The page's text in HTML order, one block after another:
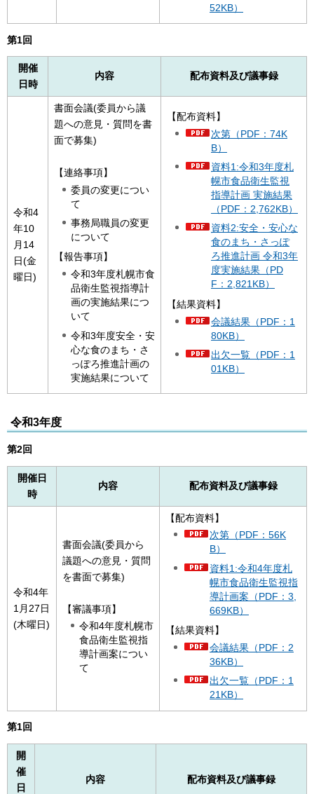
52KB）
第1回
開催
日時
内容 配布資料及び議事録
令和4
年10
月14
日(金
曜日)
書面会議(委員から議
題への意見・質問を書
面で募集)
【連絡事項】
委員の変更につい
て
事務局職員の変更
について
【報告事項】
令和3年度札幌市食
品衛生監視指導計
画の実施結果につ
いて
令和3年度安全・安
心な食のまち・さ
っぽろ推進計画の
実施結果について
【配布資料】
次第（PDF：74K
B）
資料1:令和3年度札
幌市食品衛生監視
指導計画 実施結果
（PDF：2,762KB）
資料2:安全・安心な
食のまち・さっぽ
ろ推進計画 令和3年
度実施結果（PD
F：2,821KB）
【結果資料】
会議結果（PDF：1
80KB）
出欠一覧（PDF：1
01KB）
令和3年度
第2回
開催日
時
内容 配布資料及び議事録
令和4年
1月27日
(木曜日)
書面会議(委員から
議題への意見・質問
を書面で募集)
【審議事項】
令和4年度札幌市
食品衛生監視指
導計画案につい
て
【配布資料】
次第（PDF：56K
B）
資料1:令和4年度札
幌市食品衛生監視指
導計画案（PDF：3,
669KB）
【結果資料】
会議結果（PDF：2
36KB）
出欠一覧（PDF：1
21KB）
第1回
開
催
日
内容 配布資料及び議事録